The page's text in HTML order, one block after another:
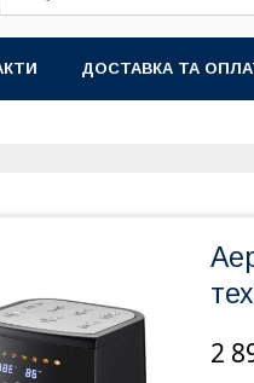
ДОСТАВКА ТА
2